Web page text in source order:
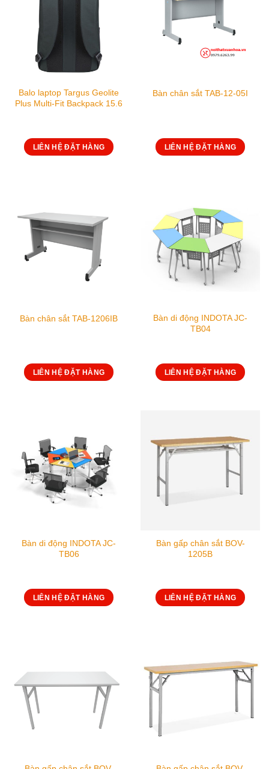
Balo laptop Targus Geolite
Plus Multi-Fit Backpack 15.6
LIÊN HỆ ĐẶT HÀNG
Bàn chân sắt TAB-12-05I
LIÊN HỆ ĐẶT HÀNG
Bàn chân sắt TAB-1206IB
LIÊN HỆ ĐẶT HÀNG
Bàn di động INDOTA JC-
TB04
LIÊN HỆ ĐẶT HÀNG
Bàn di động INDOTA JC-
TB06
LIÊN HỆ ĐẶT HÀNG
Bàn gấp chân sắt BOV-
1205B
LIÊN HỆ ĐẶT HÀNG